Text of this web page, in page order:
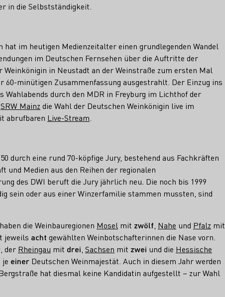
in die Selbstständigkeit.
im heutigen Medienzeitalter einen grundlegenden Wandel
im Deutschen Fernsehen über die Auftritte der
Weinkönigin in Neustadt an der Weinstraße zum ersten Mal
60-minütigen Zusammenfassung ausgestrahlt. Der Einzug ins
durch den MDR in Freyburg im Lichthof der
SRW Mainz die Wahl der Deutschen Weinkönigin live im
abrufbaren Live-Stream
durch eine rund 70-köpfige Jury, bestehend aus Fachkräften
Medien aus den Reihen der regionalen
des DWI beruft die Jury jährlich neu. Die noch bis 1999
sein oder aus einer Winzerfamilie stammen mussten, sind
die Weinbauregionen Mosel mit zwölf Nahe und Pfalz mit
jeweils acht gewählten Weinbotschafterinnen die Nase vorn.
, der Rheingau mit drei Sachsen mit zwei und die Hessische
je einer Deutschen Weinmajestät. Auch in diesem Jahr werden
hat diesmal keine Kandidatin aufgestellt – zur Wahl